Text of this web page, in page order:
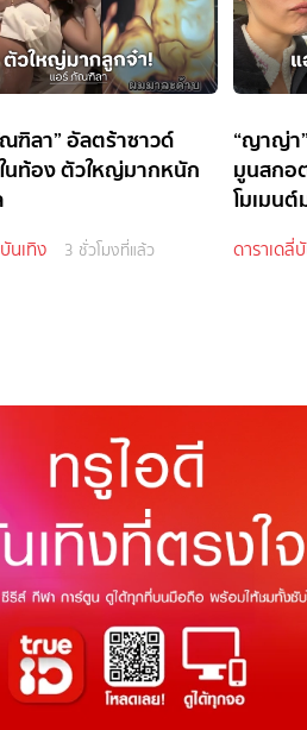
ฑิลา” อัลตร้าซาวด์
นท้อง ตัวใหญ่มากหนัก
นเทิง 3 ชั่วโมงที่แล้ว
“ญาญ่า
มูนสกอ
โมเมน
ดาราเดลี่